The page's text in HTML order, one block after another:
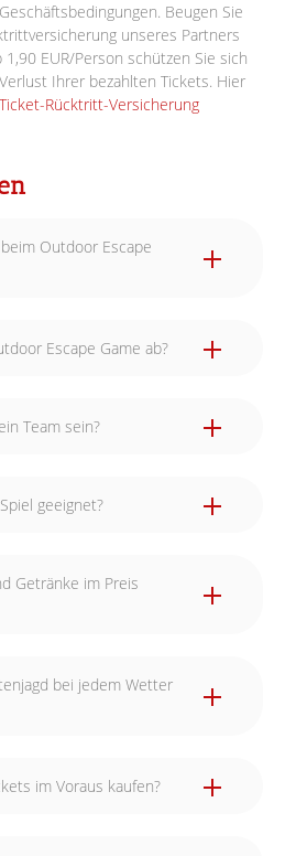
Beugen Sie
unseres Partners
EUR/Person schützen Sie sich
Ihrer bezahlten Tickets. Hier
Ticket-Rücktritt-Versicherung
Outdoor Escape
Escape Game ab?
Team sein?
geeignet?
Getränke im Preis
bei jedem Wetter
im Voraus kaufen?